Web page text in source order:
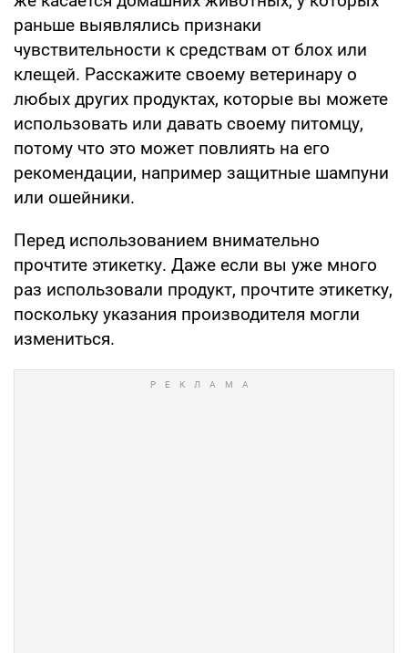
раньше выявлялись признаки
чувствительности к средствам от блох или
клещей. Расскажите своему ветеринару о
любых других продуктах, которые вы можете
использовать или давать своему питомцу,
потому что это может повлиять на его
рекомендации, например защитные шампуни
или ошейники.
Перед использованием внимательно
прочтите этикетку. Даже если вы уже много
раз использовали продукт, прочтите этикетку,
поскольку указания производителя могли
измениться.